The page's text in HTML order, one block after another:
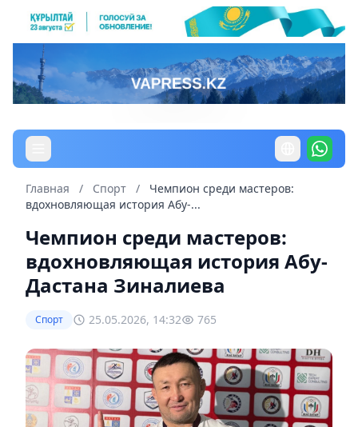
Главная / Спорт /
Чемпион среди мастеров:
вдохновляющая история Абу-...
Чемпион среди мастеров:
вдохновляющая история Абу-
Дастана Зиналиева
Спорт 25.05.2026, 14:32 765